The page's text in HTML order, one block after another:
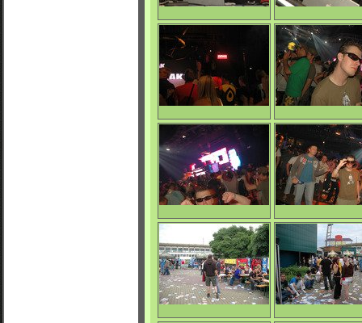
Michal Poliak LIVE
0/5610
Michal Poliak
Apokalypsa
0/4863
Rank D.
Rank D.
0/4818
Nessy & Rank D.